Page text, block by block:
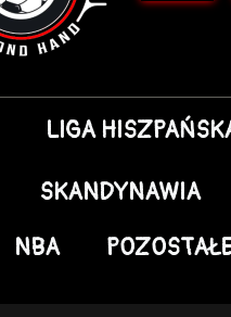
LIGA
SKANDYNAWIA
NBA